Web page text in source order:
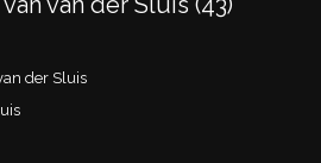
der Sluis